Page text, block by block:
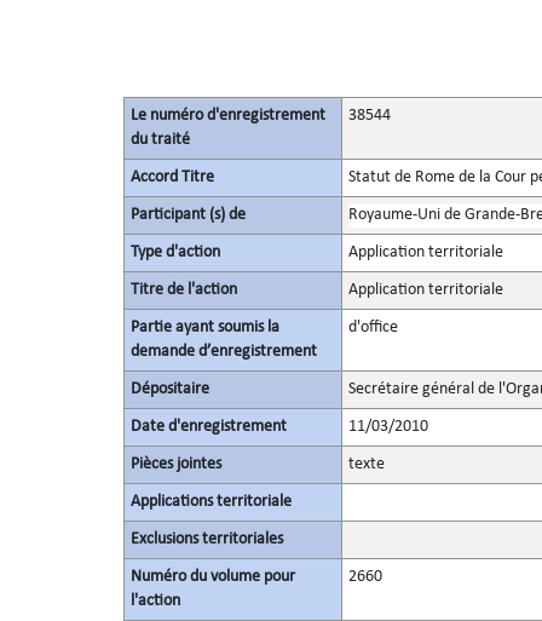
Le numéro d'enregistrement
du traité
38544
Accord Titre Statut de Rome de la Cour
Participant (s) de Royaume-Uni de Grande-
Type d'action Application territoriale
Titre de l'action Application territoriale
Partie ayant soumis la
demande d’enregistrement
d'office
Dépositaire Secrétaire général de
Date d'enregistrement 11/03/2010
Pièces jointes texte
Applications territoriale
Exclusions territoriales
Numéro du volume pour
l'action
2660